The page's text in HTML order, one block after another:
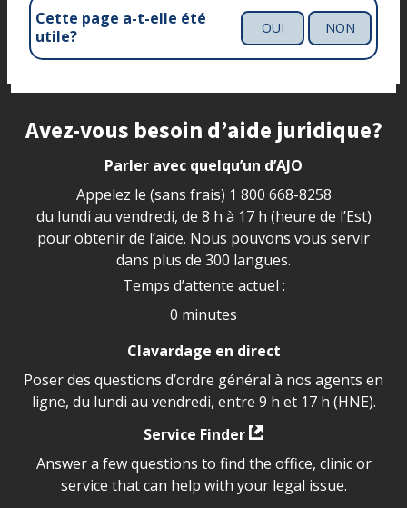
Cette page a-t-elle été
utile?
OUI NON
Site footer
Avez-vous besoin d’aide juridique?
Parler avec quelqu’un d’AJO
Appelez le (sans frais) 1 800 668-8258
du lundi au vendredi, de 8 h à 17 h (heure de l’Est)
pour obtenir de l’aide. Nous pouvons vous servir
dans plus de 300 langues.
Temps d’attente actuel :
0 minutes
Clavardage en direct
Poser des questions d’ordre général à nos agents en
ligne, du lundi au vendredi, entre 9 h et 17 h (HNE).
Service Finder
Answer a few questions to find the office, clinic or
service that can help with your legal issue.